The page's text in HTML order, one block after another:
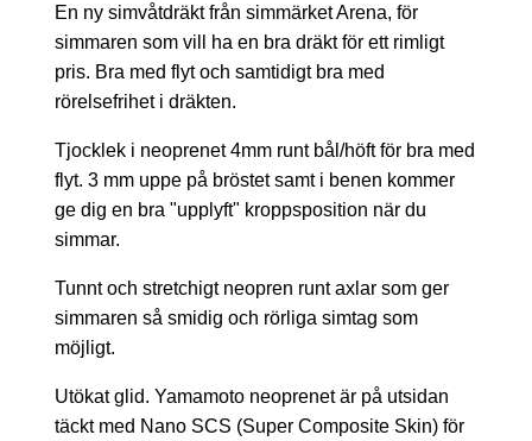
En ny simvåtdräkt från simmärket Arena, för
simmaren som vill ha en bra dräkt för ett rimligt
pris. Bra med flyt och samtidigt bra med
rörelsefrihet i dräkten.
Tjocklek i neoprenet 4mm runt bål/höft för bra med
flyt. 3 mm uppe på bröstet samt i benen kommer
ge dig en bra "upplyft" kroppsposition när du
simmar.
Tunnt och stretchigt neopren runt axlar som ger
simmaren så smidig och rörliga simtag som
möjligt.
Utökat glid. Yamamoto neoprenet är på utsidan
täckt med Nano SCS (Super Composite Skin) för